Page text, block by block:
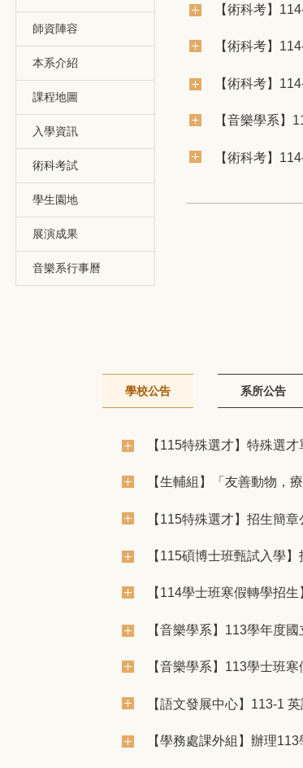
師資陣容
本系介紹
課程地圖
入學資訊
術科考試
學生園地
展演成果
音樂系行事曆
【術科考】
【術科考】
【術科考】
【音樂學系】
【術科考】
學校公告 系所公告
【115特殊選才】特殊選
【生輔組】「友善動物，
【115特殊選才】招生簡章
【115碩博士班甄試入學
【114學士班寒假轉學招
【音樂學系】113學年度
【音樂學系】113學士班
【語文發展中心】113-1
【學務處課外組】辦理